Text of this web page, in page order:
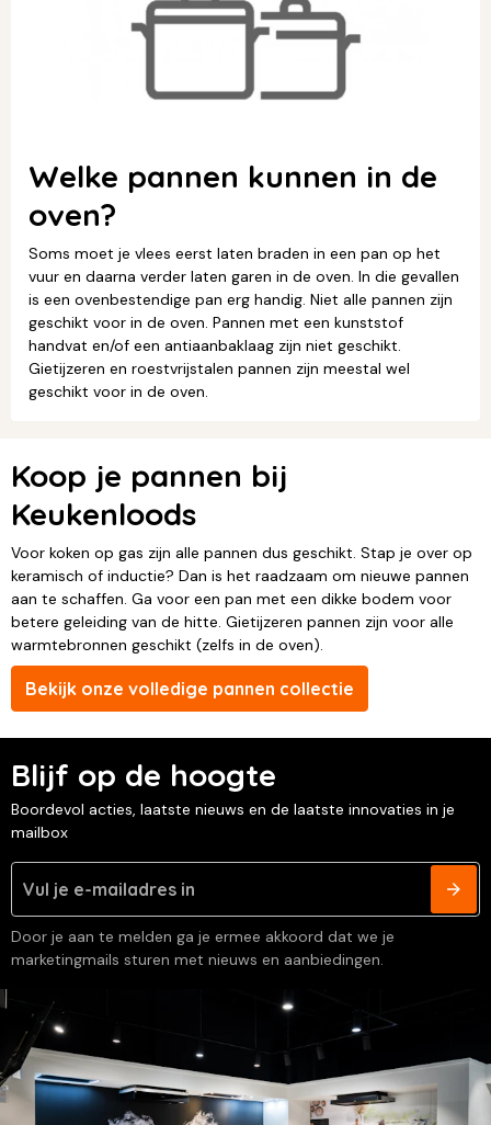
Welke pannen kunnen in de
oven?
Soms moet je vlees eerst laten braden in een pan op het
vuur en daarna verder laten garen in de oven. In die gevallen
is een ovenbestendige pan erg handig. Niet alle pannen zijn
geschikt voor in de oven. Pannen met een kunststof
handvat en/of een antiaanbaklaag zijn niet geschikt.
Gietijzeren en roestvrijstalen pannen zijn meestal wel
geschikt voor in de oven.
Koop je pannen bij
Keukenloods
Voor koken op gas zijn alle pannen dus geschikt. Stap je over op
keramisch of inductie? Dan is het raadzaam om nieuwe pannen
aan te schaffen. Ga voor een pan met een dikke bodem voor
betere geleiding van de hitte. Gietijzeren pannen zijn voor alle
warmtebronnen geschikt (zelfs in de oven).
Bekijk onze volledige pannen collectie
Blijf op de hoogte
Boordevol acties, laatste nieuws en de laatste innovaties in je
mailbox
Door je aan te melden ga je ermee akkoord dat we je
marketingmails sturen met nieuws en aanbiedingen.